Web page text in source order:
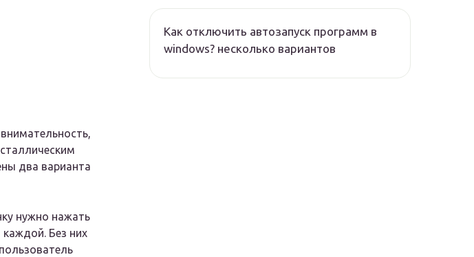
два варианта
нужно нажать
Без них
Как отключить автозапуск программ в
windows? несколько вариантов